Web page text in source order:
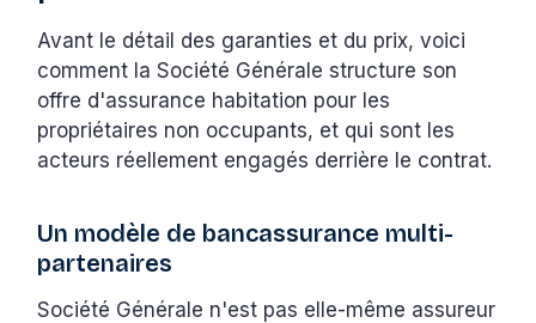
Avant le détail des garanties et du prix, voici
comment la Société Générale structure son
offre d'assurance habitation pour les
propriétaires non occupants, et qui sont les
acteurs réellement engagés derrière le contrat.
Un modèle de bancassurance multi-
partenaires
Société Générale n'est pas elle-même assureur